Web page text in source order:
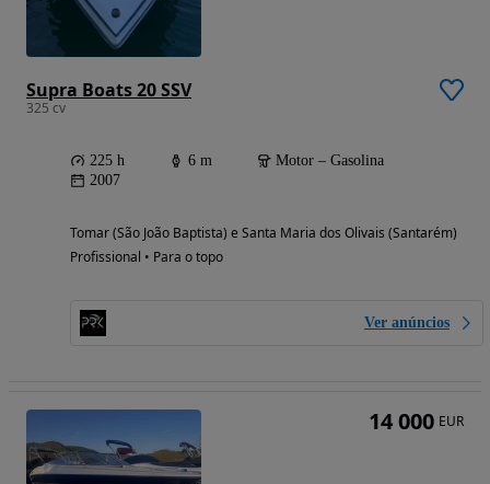
Supra Boats 20 SSV
325 cv
225 h 6 m
Motor – Gasolina
2007
Tomar (São João Baptista) e Santa Maria dos Olivais (Santarém)
Profissional • Para o topo
Ver anúncios
14 000 EUR